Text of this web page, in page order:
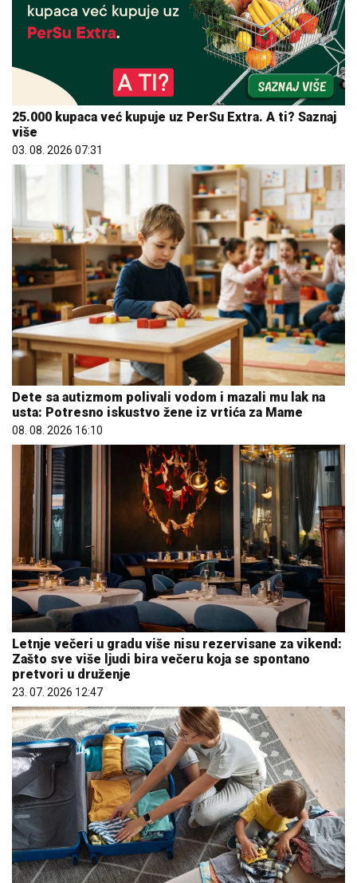
25.000 kupaca već kupuje uz PerSu Extra. A ti? Saznaj
više
03. 08. 2026 07:31
Dete sa autizmom polivali vodom i mazali mu lak na
usta: Potresno iskustvo žene iz vrtića za Mame
08. 08. 2026 16:10
Letnje večeri u gradu više nisu rezervisane za vikend:
Zašto sve više ljudi bira večeru koja se spontano
pretvori u druženje
23. 07. 2026 12:47